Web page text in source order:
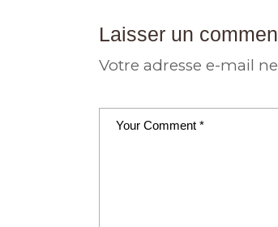
Laisser un
Votre adresse e-mail